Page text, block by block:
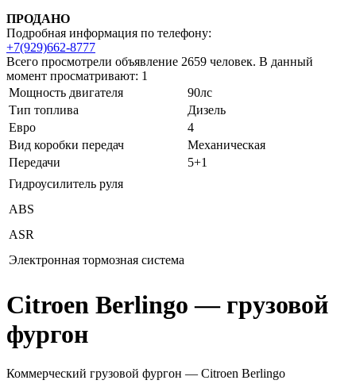
ПРОДАНО
Подробная информация по телефону:
+7(929)662-8777
Всего просмотрели объявление 2659 человек. В данный
момент просматривают: 1
Мощность двигателя
90лс
Тип топлива
Дизель
Евро
4
Вид коробки передач
Механическая
Передачи
5+1
Гидроусилитель руля
АВS
ASR
Электронная тормозная система
Citroen Berlingo — грузовой
фургон
Коммерческий грузовой фургон — Citroen Berlingo